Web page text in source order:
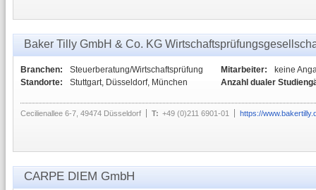
Baker Tilly GmbH & Co. KG
Branchen:
Steuerberatung/Wirtschaftsprüfung
Standorte:
Stuttgart, Düsseldorf, München
Mitarbeiter:
keine
Anzahl dualer
Cecilienallee 6-7, 49474 Düsseldorf T: +49 (0)211 6901-01 https://
CARPE DIEM GmbH